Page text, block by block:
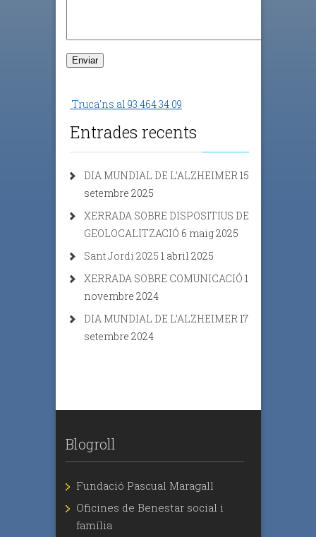
Truca'ns al 93 464 34 09
Entrades recents
DIA MUNDIAL DE L’ALZHEIMER15
setembre 2025
XERRADA SOBRE DISPOSITIUS DE
GEOLOCALITZACIÓ 6 maig 2025
Sant Jordi 2025 1 abril 2025
XERRADA SOBRE COMUNICACIÓ 1
novembre 2024
DIA MUNDIAL DE L’ALZHEIMER17
setembre 2024
Blogroll
Fundació Pascual Maragall
Oficines de Benestar social i
família